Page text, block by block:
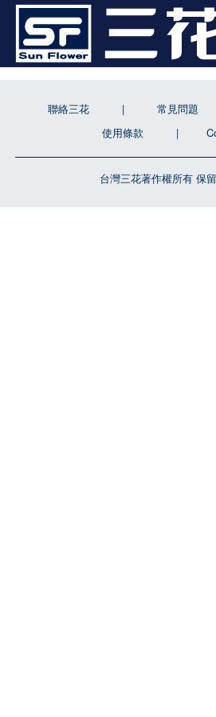
台灣三花著作權所有 保
聯絡三花 常見問題
使用條款